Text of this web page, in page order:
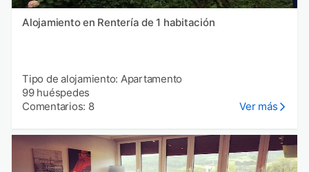
Alojamiento en Rentería de 1 habitación
Tipo de alojamiento: Apartamento
99 huéspedes
Comentarios: 8
Ver más